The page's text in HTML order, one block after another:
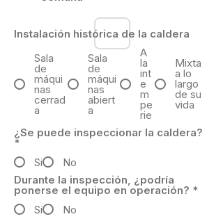
Instalación histórica de la caldera
Sala
de
máqui
nas
cerrad
a
Sala
de
máqui
nas
abiert
a
A
la
int
e
m
pe
rie
Mixta
a lo
largo
de su
vida
¿Se puede inspeccionar la caldera?
*
Si
No
Durante la inspección, ¿podría
ponerse el equipo en operación? *
Si
No